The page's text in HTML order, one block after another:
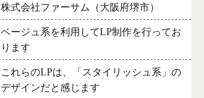
株式会社ファーサム（大阪府堺市）
ベージュ系を利用してLP制作を行ってお
ります
これらのLPは、「スタイリッシュ系」の
デザインだと感じます